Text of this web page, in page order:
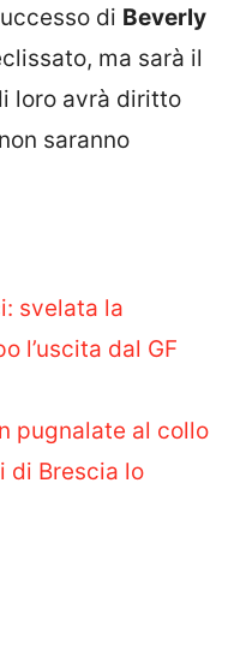
di Beverly
ma sarà il
loro avrà diritto
saranno
svelata la
l’uscita dal GF
pugnalate al collo
di Brescia lo